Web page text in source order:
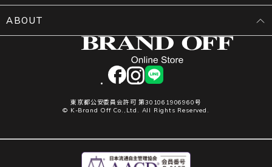
facebookinstagram
LINE
東京都公安委員会許可 第301061906960号
© K-Brand Off Co.,Ltd. All Rights Reserved.
ABOUT